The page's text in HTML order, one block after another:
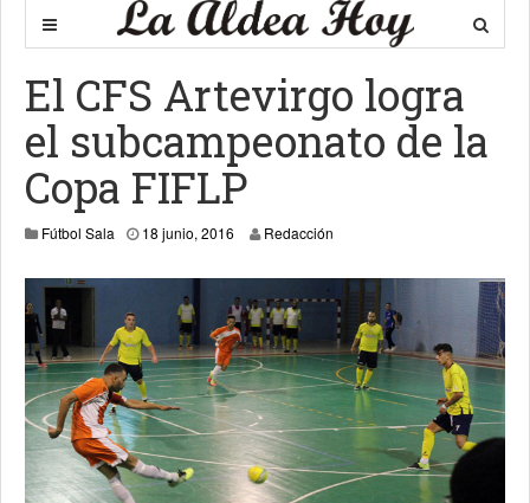
El CFS Artevirgo logra
el subcampeonato de la
Copa FIFLP
Fútbol Sala 18 junio, 2016 20 junio, 2016
Redacción